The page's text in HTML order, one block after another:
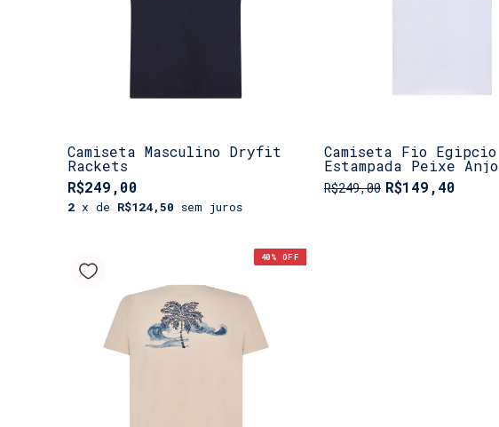
Camiseta Masculino Dryfit
Rackets
R$249,00
2 x de R$124,50 sem juros
Camiseta Fio Egipcio
Estampada Peixe Anjo
Francês
R$249,00 R$149,40
40% OFF